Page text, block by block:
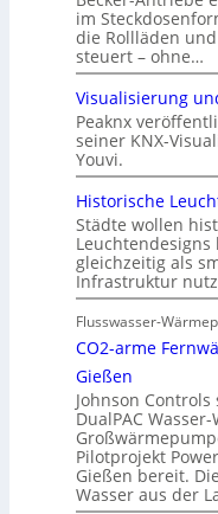
im
die Rollläden
steuert – ohne…
Visualisierung
Peaknx
seiner KNX-
Youvi.
Historische
Städte wollen
gleichzeitig als
Infrastruktur
Flusswasser-
CO2-arme
Gießen
Johnson
DualPAC Wasser-
Pilotprojekt
Gießen bereit.
Wasser aus der